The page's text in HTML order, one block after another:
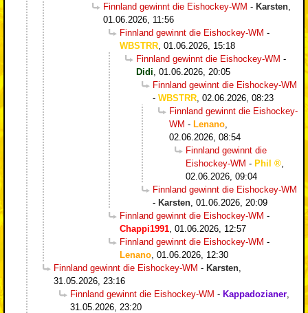
Finnland gewinnt die Eishockey-WM - Karsten
01.06.2026, 11:56
Finnland gewinnt die Eishockey-WM -
WBSTRR 01.06.2026, 15:18
Finnland gewinnt die Eishockey-WM -
Didi 01.06.2026, 20:05
Finnland gewinnt die Eishockey-WM
- WBSTRR 02.06.2026, 08:23
Finnland gewinnt die Eishockey-
WM - Lenano
02.06.2026, 08:54
Finnland gewinnt die
Eishockey-WM - Phil
02.06.2026, 09:04
Finnland gewinnt die Eishockey-WM
- Karsten 01.06.2026, 20:09
Finnland gewinnt die Eishockey-WM -
Chappi1991 01.06.2026, 12:57
Finnland gewinnt die Eishockey-WM -
Lenano 01.06.2026, 12:30
Finnland gewinnt die Eishockey-WM - Karsten
31.05.2026, 23:16
Finnland gewinnt die Eishockey-WM - Kappadozianer
31.05.2026, 23:20